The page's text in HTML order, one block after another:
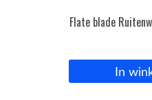
Flate blade
In